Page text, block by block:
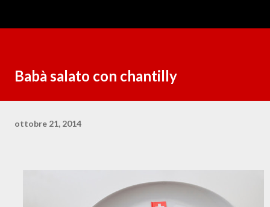
Babà salato con chantilly
ottobre 21, 2014